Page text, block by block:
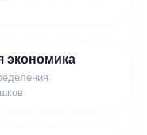
экономика